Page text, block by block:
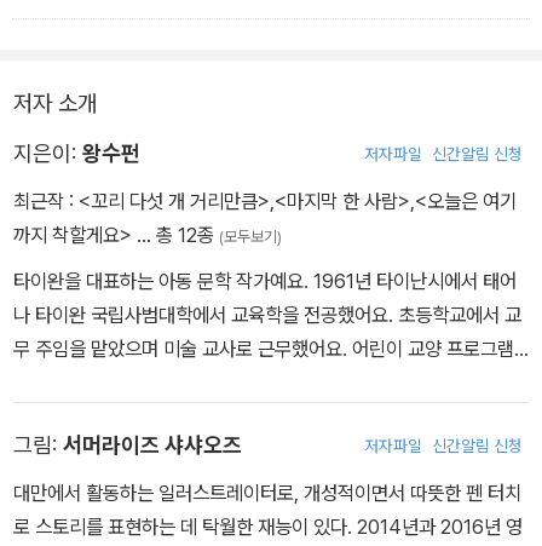
본 적도 없다. 가끔 삶이 무료하다고 느끼긴 하지만 대체로 만족스럽
고 하니까.
저자 소개
지은이: 왕수펀 저자파일 신간알림 신청
최근작 : <꼬리 다섯 개 거리만큼> <마지막 한 사람> <오늘은 여기
까지 착할게요> … 총 12종 (모두보기)
타이완을 대표하는 아동 문학 작가예요. 1961년 타이난시에서 태어
나 타이완 국립사범대학에서 교육학을 전공했어요. 초등학교에서 교
무 주임을 맡았으며 미술 교사로 근무했어요. 어린이 교양 프로그램
지은 책으로 《처음엔 사소했던 일》, 《지도를 모으는 소녀, 고래를 쫓
는 소년》, 《오늘은 여기까지 착할 거예요》 등이 있어요.
그림: 서머라이즈 샤샤오즈 저자파일 신간알림 신청
대만에서 활동하는 일러스트레이터로, 개성적이면서 따뜻한 펜 터치
로 스토리를 표현하는 데 탁월한 재능이 있다. 2014년과 2016년 영